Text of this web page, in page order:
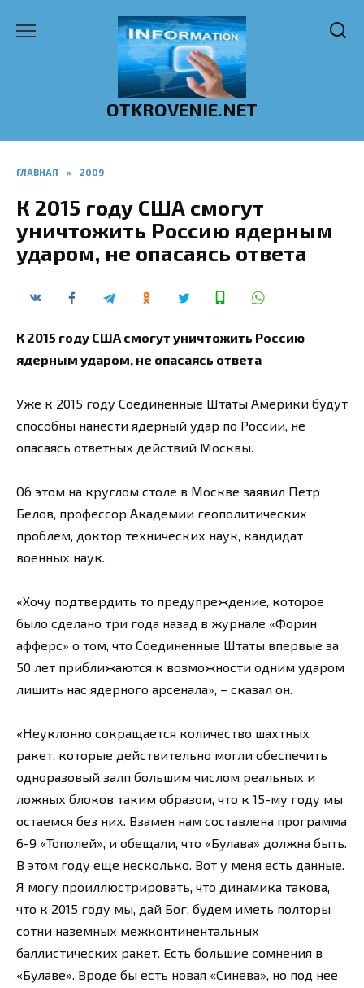
OTKROVENIE.NET
ГЛАВНАЯ » 2009
К 2015 году США смогут
уничтожить Россию ядерным
ударом, не опасаясь ответа
К 2015 году США смогут уничтожить Россию
ядерным ударом, не опасаясь ответа
Уже к 2015 году Соединенные Штаты Америки будут
способны нанести ядерный удар по России, не
опасаясь ответных действий Москвы.
Об этом на круглом столе в Москве заявил Петр
Белов, профессор Академии геополитических
проблем, доктор технических наук, кандидат
военных наук.
«Хочу подтвердить то предупреждение, которое
было сделано три года назад в журнале «Форин
афферс» о том, что Соединенные Штаты впервые за
50 лет приближаются к возможности одним ударом
лишить нас ядерного арсенала», – сказал он.
«Неуклонно сокращается количество шахтных
ракет, которые действительно могли обеспечить
одноразовый залп большим числом реальных и
ложных блоков таким образом, что к 15-му году мы
остаемся без них. Взамен нам составлена программа
6-9 «Тополей», и обещали, что «Булава» должна быть.
В этом году еще несколько. Вот у меня есть данные.
Я могу проиллюстрировать, что динамика такова,
что к 2015 году мы, дай Бог, будем иметь полторы
сотни наземных межконтинентальных
баллистических ракет. Есть большие сомнения в
«Булаве». Вроде бы есть новая «Синева», но под нее